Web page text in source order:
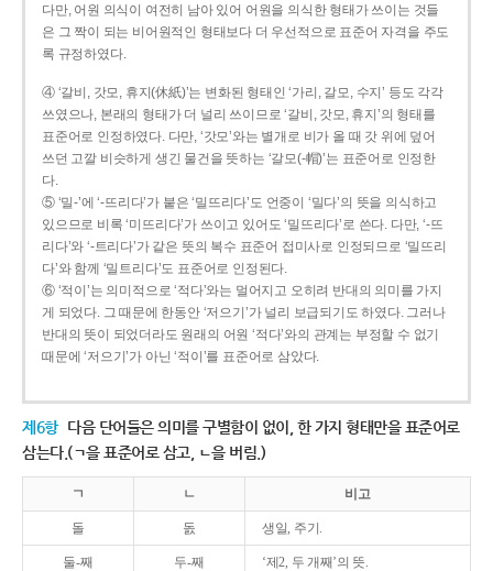
다만, 어원 의식이 여전히 남아 있어 어원을 의식한 형태가 쓰이는 것들
은 그 짝이 되는 비어원적인 형태보다 더 우선적으로 표준어 자격을 주도
록 규정하였다.
④ ‘갈비, 갓모, 휴지(休紙)’는 변화된 형태인 ‘가리, 갈모, 수지’ 등도 각각
쓰였으나, 본래의 형태가 더 널리 쓰이므로 ‘갈비, 갓모, 휴지’의 형태를
표준어로 인정하였다. 다만, ‘갓모’와는 별개로 비가 올 때 갓 위에 덮어
쓰던 고깔 비슷하게 생긴 물건을 뜻하는 ‘갈모(-帽)’는 표준어로 인정한
다.
⑤ ‘밀-’에 ‘-뜨리다’가 붙은 ‘밀뜨리다’도 언중이 ‘밀다’의 뜻을 의식하고
있으므로 비록 ‘미뜨리다’가 쓰이고 있어도 ‘밀뜨리다’로 쓴다. 다만, ‘-뜨
리다’와 ‘-트리다’가 같은 뜻의 복수 표준어 접미사로 인정되므로 ‘밀뜨리
다’와 함께 ‘밀트리다’도 표준어로 인정된다.
⑥ ‘적이’는 의미적으로 ‘적다’와는 멀어지고 오히려 반대의 의미를 가지
게 되었다. 그 때문에 한동안 ‘저으기’가 널리 보급되기도 하였다. 그러나
반대의 뜻이 되었더라도 원래의 어원 ‘적다’와의 관계는 부정할 수 없기
때문에 ‘저으기’가 아닌 ‘적이’를 표준어로 삼았다.
제6항 다음 단어들은 의미를 구별함이 없이, 한 가지 형태만을 표준어로
삼는다.(ㄱ을 표준어로 삼고, ㄴ을 버림.)
ㄱ ㄴ 비고
돌 돐 생일, 주기.
둘-째 두-째 ‘제2, 두 개째’의 뜻.